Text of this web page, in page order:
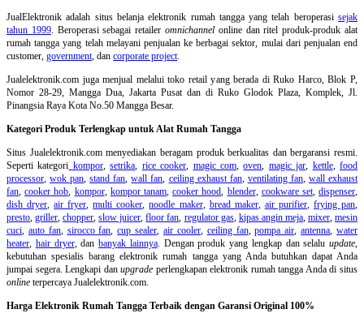
JualElektronik adalah situs belanja elektronik rumah tanggayang telah beroperasisejak
tahun 1999. Beroperasi sebagai retaileromnichannel online dan ritel produk-produk alat
rumah tangga yang telah melayani penjualan ke berbagai sektor, mulai dari penjualan end
customer, government, dan corporate project.
Jualelektronik.com juga menjual melalui toko retail yang berada di Ruko Harco, Blok P,
Nomor 28-29, Mangga Dua, Jakarta Pusat dan di Ruko Glodok Plaza, Komplek, Jl.
Pinangsia Raya Kota No.50 Mangga Besar.
Kategori Produk Terlengkap untuk Alat Rumah Tangga
Situs Jualelektronik.com menyediakan beragam produk berkualitas dan bergaransi resmi.
Seperti kategori kompor,setrika, rice cooker, magic com,oven, magic jar, kettle,food
processor,wok pan,stand fan,wall fan, ceiling exhaust fan, ventilating fan, wall exhaust
fan,cooker hob, kompor, kompor tanam,cooker hood, blender, cookware set,dispenser,
dish dryer,air fryer,multi cooker,noodle maker, bread maker, air purifier, frying pan,
presto,griller,chopper,slow juicer,floor fan, regulator gas, kipas angin meja, mixer,mesin
cuci, auto fan, sirocco fan,cup sealer,air cooler, ceiling fan,pompa air,antenna,water
heater, hair dryer, dan banyak lainnya. Dengan produk yang lengkap dan selalu update,
kebutuhan spesialis barang elektronik rumah tangga yang Anda butuhkan dapat Anda
jumpai segera. Lengkapi danupgrade perlengkapan elektronik rumah tangga Anda di situs
online terpercaya Jualelektronik.com.
Harga Elektronik Rumah Tangga Terbaik dengan Garansi Original 100%